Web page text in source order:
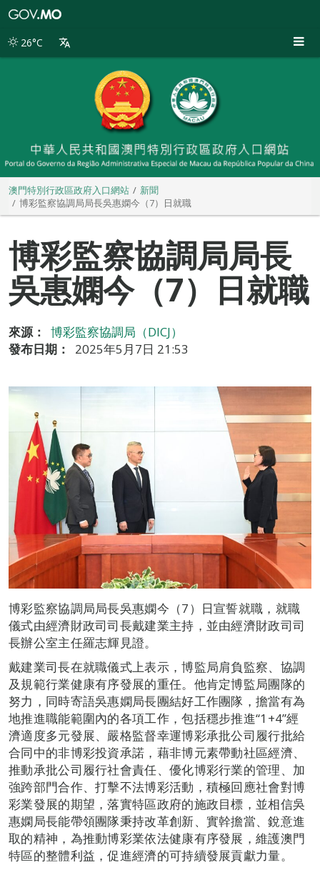
別
26°C
澳門特別行政區政府入口網站
新聞
博彩監察協調局局長吳惠嫻今（7）日就職
博彩監察協調局局長
吳惠嫻今（7）日就職
來源：
博彩監察協調局（DICJ）
發布日期：
2025年5月7日 21:53
博彩監察協調局局長吳惠嫻今（7）日宣誓就職，就職
儀式由經濟財政司司長戴建業主持，並由經濟財政司司
長辦公室主任羅志輝見證。
戴建業司長在就職儀式上表示，博監局肩負監察、協調
及規範行業健康有序發展的重任。他肯定博監局團隊的
努力，同時寄語吳惠嫻局長團結好工作團隊，擔當有為
地推進職能範圍內的各項工作，包括穩步推進“1+4”經
濟適度多元發展、嚴格監督幸運博彩承批公司履行批給
合同中的非博彩投資承諾，藉非博元素帶動社區經濟、
推動承批公司履行社會責任、優化博彩行業的管理、加
強跨部門合作、打擊不法博彩活動，積極回應社會對博
彩業發展的期望，落實特區政府的施政目標，並相信吳
惠嫻局長能帶領團隊秉持改革創新、實幹擔當、銳意進
取的精神，為推動博彩業依法健康有序發展，維護澳門
特區的整體利益，促進經濟的可持續發展貢獻力量。